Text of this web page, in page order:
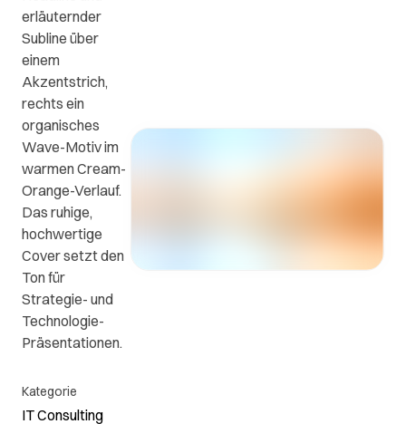
FAQs
Die
wichtigsten
Fragen
und
Antworten.
erläuternder
Subline über
einem
Akzentstrich,
rechts ein
organisches
Wave-Motiv im
warmen Cream-
Orange-Verlauf.
Das ruhige,
hochwertige
Cover setzt den
Ton für
Strategie- und
Technologie-
Präsentationen.
Kategorie
IT Consulting